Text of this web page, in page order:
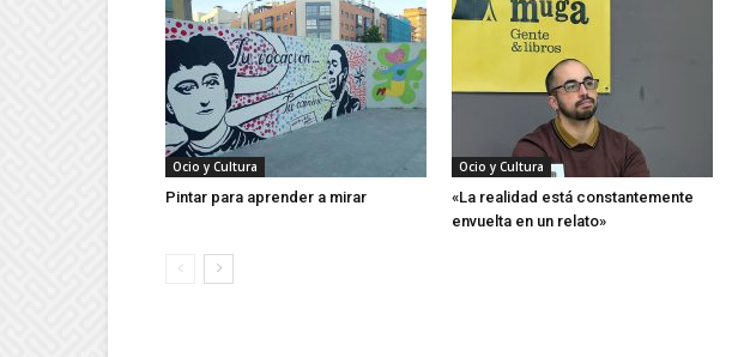
Ocio y Cultura
Pintar para aprender a mirar
Ocio y Cultura
«La realidad está constantemente
envuelta en un relato»